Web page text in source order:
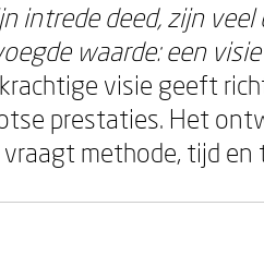
intrede deed, zijn
waarde: een
visie geeft
prestaties. Het
methode, tijd en